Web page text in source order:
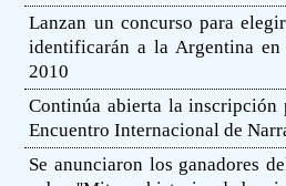
Lanzan un concurso para
identificarán a la Argentina
2010
Continúa abierta la inscripción
Encuentro Internacional de
Se anunciaron los ganadores